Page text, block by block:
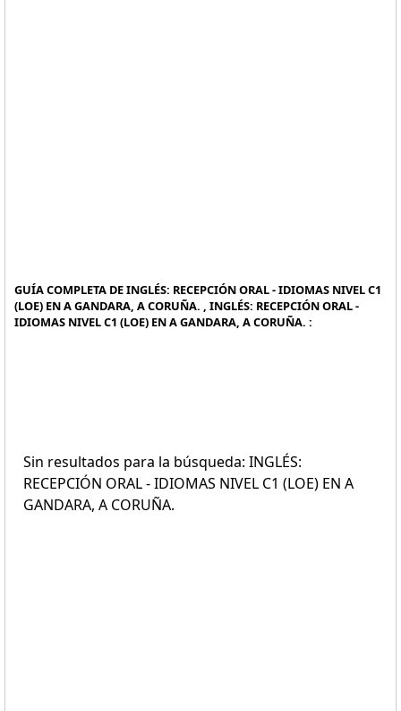
GUÍA COMPLETA DE INGLÉS: RECEPCIÓN ORAL - IDIOMAS NIVEL C1
(LOE) EN A GANDARA, A CORUÑA. , INGLÉS: RECEPCIÓN ORAL -
IDIOMAS NIVEL C1 (LOE) EN A GANDARA, A CORUÑA. :
Sin resultados para la búsqueda: INGLÉS:
RECEPCIÓN ORAL - IDIOMAS NIVEL C1 (LOE) EN A
GANDARA, A CORUÑA.